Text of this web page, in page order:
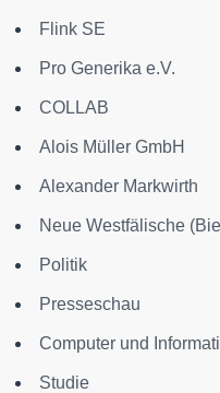
Flink SE
Pro Generika e.V.
COLLAB
Alois Müller GmbH
Alexander Markwirth
Neue Westfälische
Politik
Presseschau
Computer und
Studie